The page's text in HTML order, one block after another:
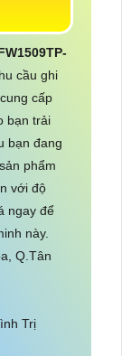
cầu ghi
cấp
bạn trải
bạn đang
phẩm
với độ
ngay để
này.
Q.Tân
Trị